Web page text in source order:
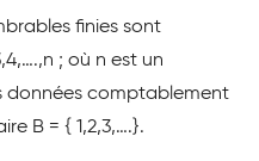
finies sont
; où n est un
données comptablement
B = { 1,2,3,….}.